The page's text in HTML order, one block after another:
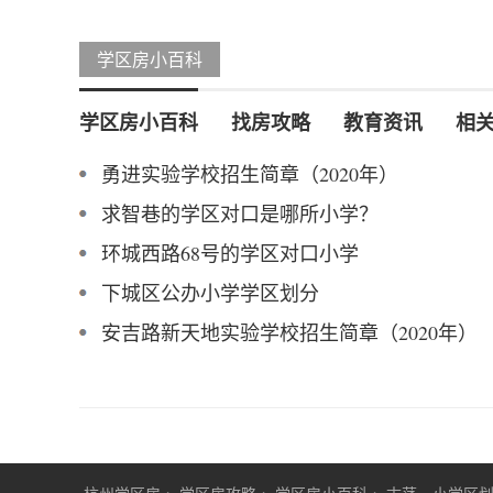
学区房小百科
学区房小百科 找房攻略 教育资讯 相
勇进实验学校招生简章（2020年）
求智巷的学区对口是哪所小学？
环城西路68号的学区对口小学
下城区公办小学学区划分
安吉路新天地实验学校招生简章（2020年）